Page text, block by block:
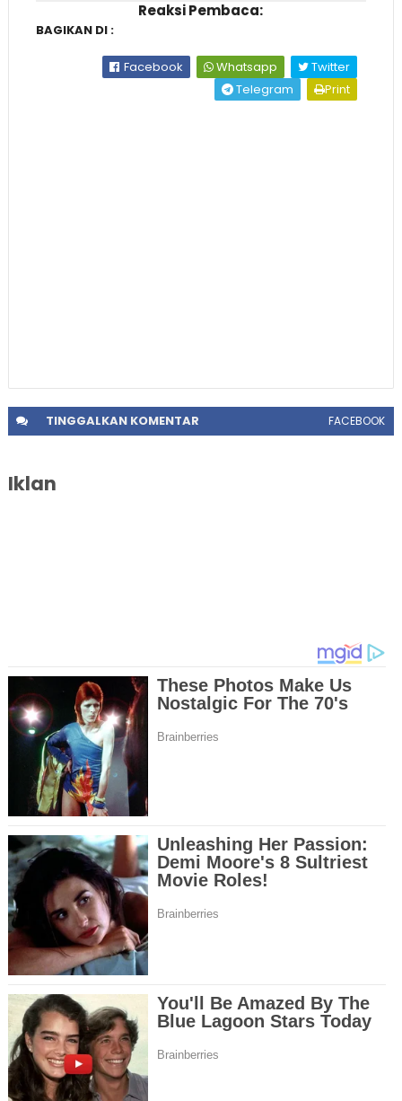
Reaksi Pembaca:
BAGIKAN DI :
Facebook Whatsapp
Twitter
Telegram
Print
TINGGALKANKOMENTAR FACEBOOK
Iklan